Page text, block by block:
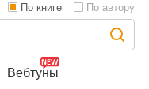
Вебтуны
По книге По автору